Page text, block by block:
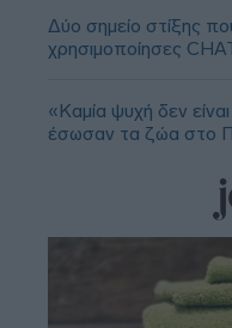
Δύο σημείο στίξης
χρησιμοποίησες
«Καμία ψυχή δεν
έσωσαν τα ζώα στο